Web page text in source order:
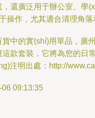
還廣泛用于辦公室、學
操作，尤其適合清理角
中的實(shí)用單品，廣
款套裝，它將為您的日
注明出處：http://
09:13:35